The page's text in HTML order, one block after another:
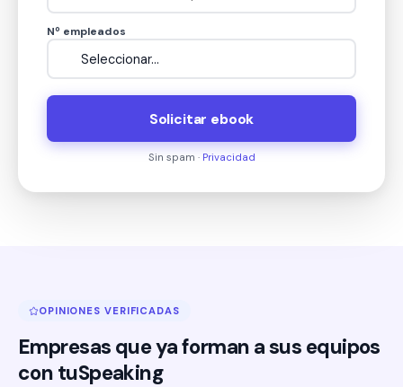
Nº empleados
Solicitar ebook
Sin spam · Privacidad
OPINIONES VERIFICADAS
Empresas que ya forman a sus equipos
con tuSpeaking